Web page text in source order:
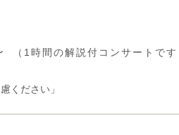
（1時間の解説付コンサートです
ください」